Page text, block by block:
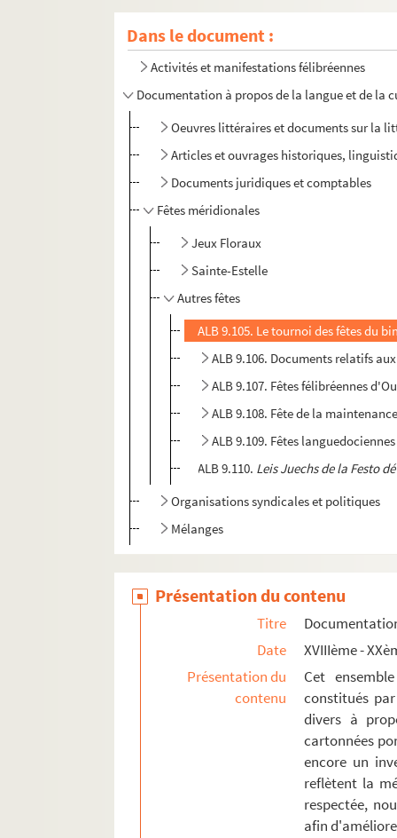
Dans le document :
Activités et manifestations félibréennes
Documentation à propos de la langue et de la
Oeuvres littéraires et documents sur la
Articles et ouvrages historiques,
Documents juridiques et comptables
Fêtes méridionales
Jeux Floraux
Sainte-Estelle
Autres fêtes
ALB 9.105. Le tournoi des fêtes du
ALB 9.106. Documents relatifs
ALB 9.107. Fêtes félibréennes
ALB 9.108. Fête de la
ALB 9.109. Fêtes
ALB 9.110. Leis Juechs de la Festo
Organisations syndicales et politiques
Mélanges
Présentation du contenu
Titre
Date
XVIIIème -
Présentation du
contenu
Cet
constitués
divers à
cartonnées
encore un
reflètent la
respectée,
afin